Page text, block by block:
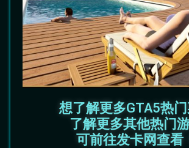
想了解更多GTA5热
了解更多其他热门
可前往发卡网查看